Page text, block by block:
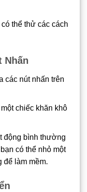
thể thử các cách
Nhấn
các nút nhấn trên
chiếc khăn khô
động bình thường
có thể nhỏ một
để làm mềm.